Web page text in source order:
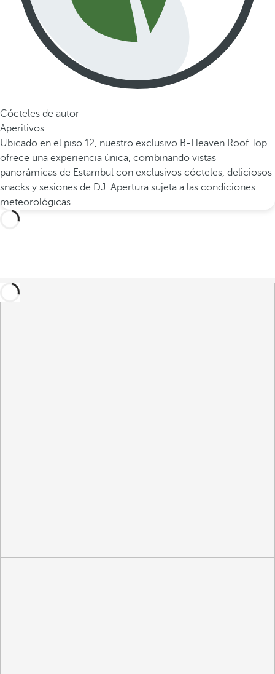
Cócteles de autor
Aperitivos
Ubicado en el piso 12, nuestro exclusivo B-Heaven Roof Top
ofrece una experiencia única, combinando vistas
panorámicas de Estambul con exclusivos cócteles, deliciosos
snacks y sesiones de DJ. Apertura sujeta a las condiciones
meteorológicas.